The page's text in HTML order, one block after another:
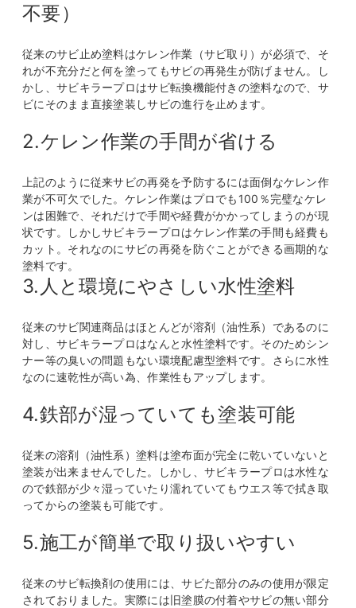
不要）
従来のサビ止め塗料はケレン作業（サビ取り）が必須で、そ
れが不充分だと何を塗ってもサビの再発生が防げません。し
かし、サビキラープロはサビ転換機能付きの塗料なので、サ
ビにそのまま直接塗装しサビの進行を止めます。
2.ケレン作業の手間が省ける
上記のように従来サビの再発を予防するには面倒なケレン作
業が不可欠でした。ケレン作業はプロでも100％完璧なケレ
ンは困難で、それだけで手間や経費がかかってしまうのが現
状です。しかしサビキラープロはケレン作業の手間も経費も
カット。それなのにサビの再発を防ぐことができる画期的な
塗料です。
3.人と環境にやさしい水性塗料
従来のサビ関連商品はほとんどが溶剤（油性系）であるのに
対し、サビキラープロはなんと水性塗料です。そのためシン
ナー等の臭いの問題もない環境配慮型塗料です。さらに水性
なのに速乾性が高い為、作業性もアップします。
4.鉄部が湿っていても塗装可能
従来の溶剤（油性系）塗料は塗布面が完全に乾いていないと
塗装が出来ませんでした。しかし、サビキラープロは水性な
ので鉄部が少々湿っていたり濡れていてもウエス等で拭き取
ってからの塗装も可能です。
5.施工が簡単で取り扱いやすい
従来のサビ転換剤の使用には、サビた部分のみの使用が限定
されておりました。実際には旧塗膜の付着やサビの無い部分